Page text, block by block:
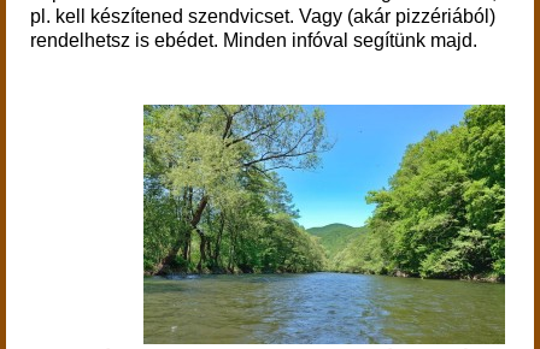
pl. kell készítened szendvicset. Vagy (akár pizzériából)
rendelhetsz is ebédet. Minden infóval segítünk majd.